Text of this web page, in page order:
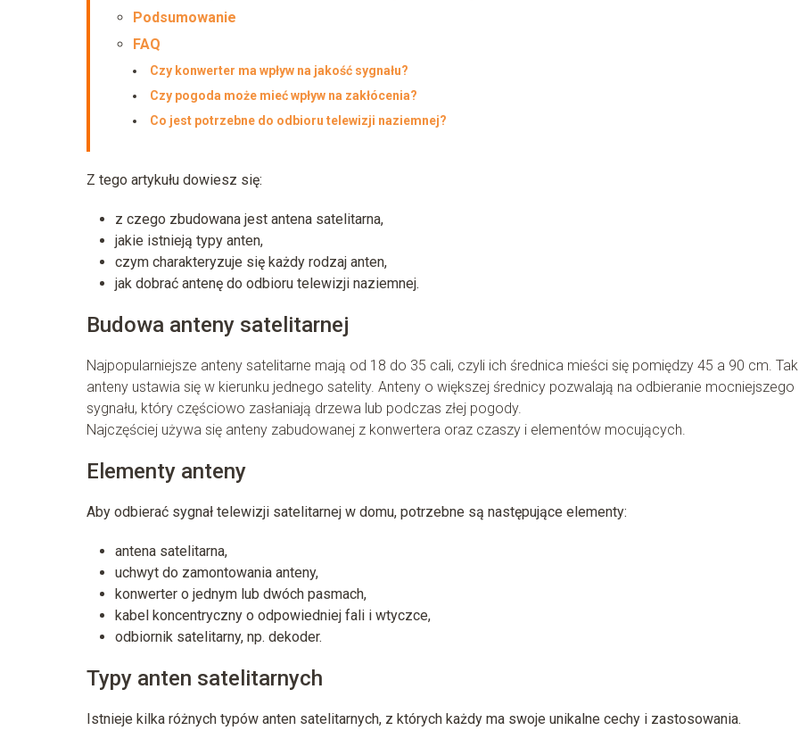
Podsumowanie
FAQ
Czy konwerter ma wpływ na jakość sygnału?
Czy pogoda może mieć wpływ na zakłócenia?
Co jest potrzebne do odbioru telewizji naziemnej?
Z tego artykułu dowiesz się:
z czego zbudowana jest antena satelitarna,
jakie istnieją typy anten,
czym charakteryzuje się każdy rodzaj anten,
jak dobrać antenę do odbioru telewizji naziemnej.
Budowa anteny satelitarnej
Najpopularniejsze anteny satelitarne mają od 18 do 35 cali, czyli ich średnica mieści się pomiędzy 45 a 90 cm.
anteny ustawia się w kierunku jednego satelity. Anteny o większej średnicy pozwalają na odbieranie mocniejszego
sygnału, który częściowo zasłaniają drzewa lub podczas złej pogody.
Najczęściej używa się anteny zabudowanej z konwertera oraz czaszy i elementów mocujących.
Elementy anteny
Aby odbierać sygnał telewizji satelitarnej w domu, potrzebne są następujące elementy:
antena satelitarna,
uchwyt do zamontowania anteny,
konwerter o jednym lub dwóch pasmach,
kabel koncentryczny o odpowiedniej fali i wtyczce,
odbiornik satelitarny, np. dekoder.
Typy anten satelitarnych
Istnieje kilka różnych typów anten satelitarnych, z których każdy ma swoje unikalne cechy i zastosowania.